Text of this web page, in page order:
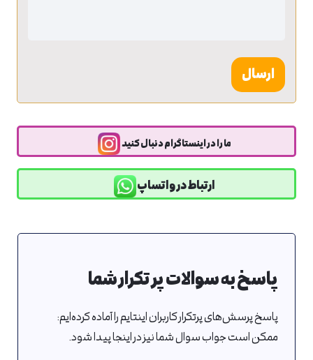
ما را در اینستاگرام دنبال کنید
ارتباط در واتساپ
پاسخ به سوالات پر تکرار شما
پاسخ پرسش‌های پرتکرار کاربران اینتایم را آماده کرده‌ایم:
ممکن است جواب سوال شما نیز در اینجا پیدا شود.